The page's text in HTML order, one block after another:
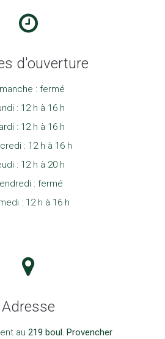
d'ouverture
: fermé
: 12 h à 16 h
: 12 h à 16 h
: 12 h à 16 h
: 12 h à 20 h
: fermé
: 12 h à 16 h
Adresse
au 219 boul. Provencher